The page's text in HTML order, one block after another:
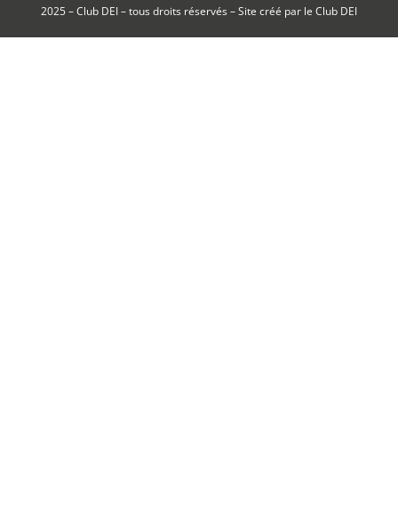
2025 – Club DEI – tous droits réservés – Site créé par le Club DEI